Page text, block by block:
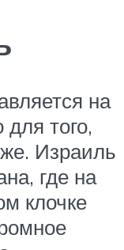
на
того,
Израиль
где на
клочке